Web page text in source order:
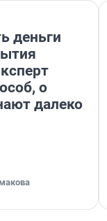
деньги
о
далеко